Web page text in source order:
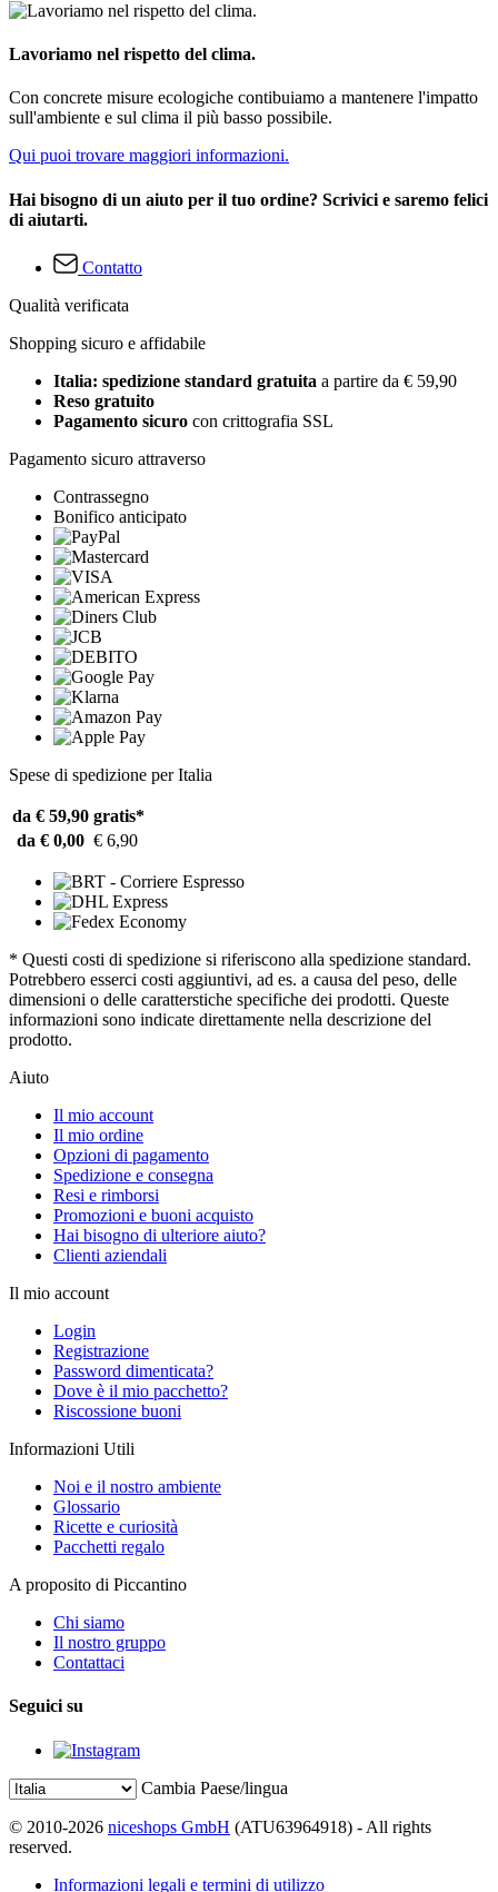
Lavoriamo nel rispetto del clima.
Con concrete misure ecologiche contibuiamo a mantenere l'impatto
sull'ambiente e sul clima il più basso possibile.
Qui puoi trovare maggiori informazioni.
Hai bisogno di un aiuto per il tuo ordine? Scrivici e saremo felici
di aiutarti.
Contatto
Qualità verificata
Shopping sicuro e affidabile
Italia: spedizione standard gratuita a partire da € 59,90
Reso gratuito
Pagamento sicuro con crittografia SSL
Pagamento sicuro attraverso
Contrassegno
Bonifico anticipato
Spese di spedizione per Italia
da € 59,90 gratis*
da € 0,00 € 6,90
* Questi costi di spedizione si riferiscono alla spedizione standard.
Potrebbero esserci costi aggiuntivi, ad es. a causa del peso, delle
dimensioni o delle caratterstiche specifiche dei prodotti. Queste
informazioni sono indicate direttamente nella descrizione del
prodotto.
Aiuto
Il mio account
Il mio ordine
Opzioni di pagamento
Spedizione e consegna
Resi e rimborsi
Promozioni e buoni acquisto
Hai bisogno di ulteriore aiuto?
Clienti aziendali
Il mio account
Login
Registrazione
Password dimenticata?
Dove è il mio pacchetto?
Riscossione buoni
Informazioni Utili
Noi e il nostro ambiente
Glossario
Ricette e curiosità
Pacchetti regalo
A proposito di Piccantino
Chi siamo
Il nostro gruppo
Contattaci
Seguici su
Cambia Paese/lingua
© 2010-2026 niceshops GmbH (ATU63964918) - All rights
reserved.
Informazioni legali e termini di utilizzo